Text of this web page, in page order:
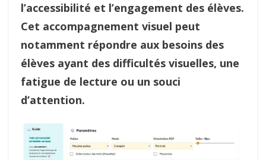
l’accessibilité et l’engagement des élèves.
Cet accompagnement visuel peut
notamment répondre aux besoins des
élèves ayant des difficultés visuelles, une
fatigue de lecture ou un souci
d’attention.